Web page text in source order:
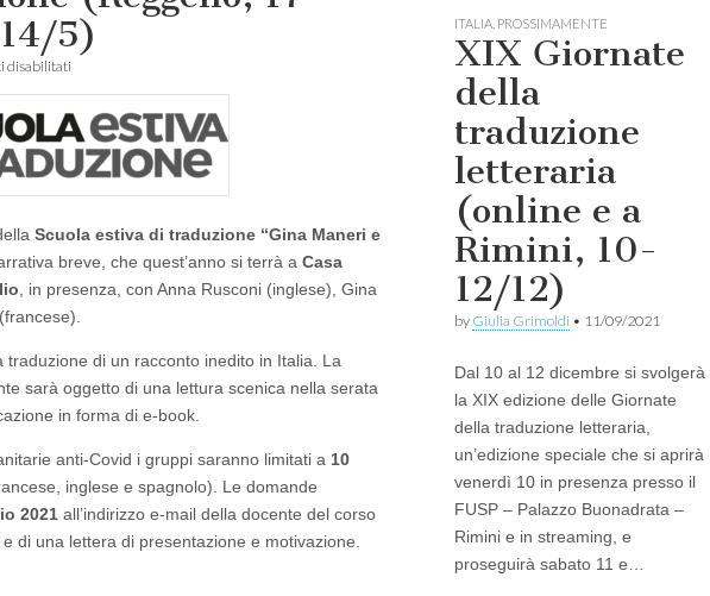
5)
disabilitati
traduzione
(Reggello,
17-
21/7,
iscr.
14/5)
Scuola estiva di traduzione “Gina Maneri e
breve, che quest’anno si terrà a Casa
, in presenza, con Anna Rusconi (inglese), Gina
di un racconto inedito in Italia. La
sarà oggetto di una lettura scenica nella serata
in forma di e-book.
anti-Covid i gruppi saranno limitati a 10
inglese e spagnolo). Le domande
2021 all’indirizzo e-mail della docente del corso
di una lettera di presentazione e motivazione.
ITALIA PROSSIMAMENTE
XIX Giornate
della
traduzione
letteraria
(online e a
Rimini, 10-
12/12)
by Giulia Grimoldi • 11/09/2021
Dal 10 al 12 dicembre si svolgerà
la XIX edizione delle Giornate
della traduzione letteraria,
un’edizione speciale che si aprirà
venerdì 10 in presenza presso il
FUSP – Palazzo Buonadrata –
Rimini e in streaming, e
proseguirà sabato 11 e…